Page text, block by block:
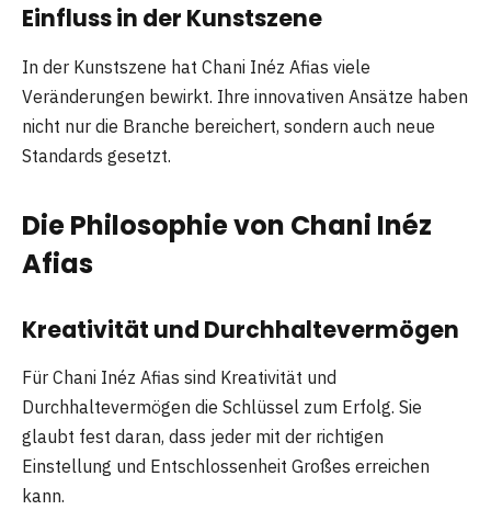
Einfluss in der Kunstszene
In der Kunstszene hat Chani Inéz Afias viele
Veränderungen bewirkt. Ihre innovativen Ansätze haben
nicht nur die Branche bereichert, sondern auch neue
Standards gesetzt.
Die Philosophie von Chani Inéz
Afias
Kreativität und Durchhaltevermögen
Für Chani Inéz Afias sind Kreativität und
Durchhaltevermögen die Schlüssel zum Erfolg. Sie
glaubt fest daran, dass jeder mit der richtigen
Einstellung und Entschlossenheit Großes erreichen
kann.